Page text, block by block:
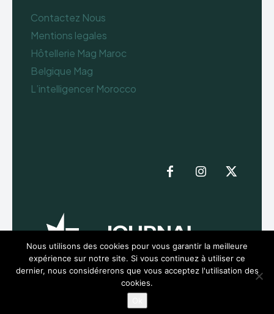
Contactez Nous
Mentions legales
Hôtellerie Mag Maroc
Belgique Mag
L’intelligencer Morocco
Nous utilisons des cookies pour vous garantir la meilleure
expérience sur notre site. Si vous continuez à utiliser ce
dernier, nous considérerons que vous acceptez l'utilisation des
cookies.